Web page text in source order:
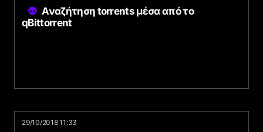
Αναζήτηση torrents μέσα από το
qBittorrent
29/10/2018 11:33